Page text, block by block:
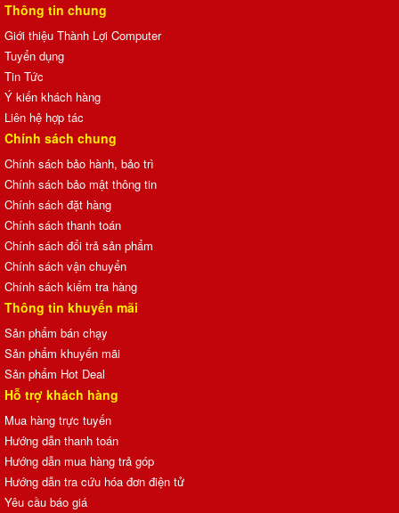
Thông tin chung
Giới thiệu Thành Lợi Computer
Tuyển dụng
Tin Tức
Ý kiến khách hàng
Liên hệ hợp tác
Chính sách chung
Chính sách bảo hành, bảo trì
Chính sách bảo mật thông tin
Chính sách đặt hàng
Chính sách thanh toán
Chính sách đổi trả sản phẩm
Chính sách vận chuyển
Chính sách kiểm tra hàng
Thông tin khuyến mãi
Sản phẩm bán chạy
Sản phẩm khuyến mãi
Sản phẩm Hot Deal
Hỗ trợ khách hàng
Mua hàng trực tuyến
Hướng dẫn thanh toán
Hướng dẫn mua hàng trả góp
Hướng dẫn tra cứu hóa đơn điện tử
Yêu cầu báo giá